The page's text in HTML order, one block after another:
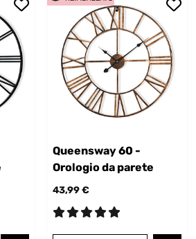
Queensway 60 -
Orologio da parete
43,99 €